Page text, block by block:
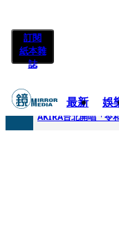
訂閱
紙本雜
誌
最新 娛
快訊